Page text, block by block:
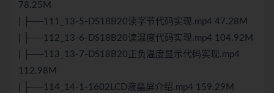
78.25M
| ├──111_13-5-DS18B20读字节代码实现.mp4 47.28M
| ├──112_13-6-DS18B20读温度代码实现.mp4 104.92M
| ├──113_13-7-DS18B20正负温度显示代码实现.mp4
112.98M
| ├──114_14-1-1602LCD液晶屏介绍.mp4 159.29M